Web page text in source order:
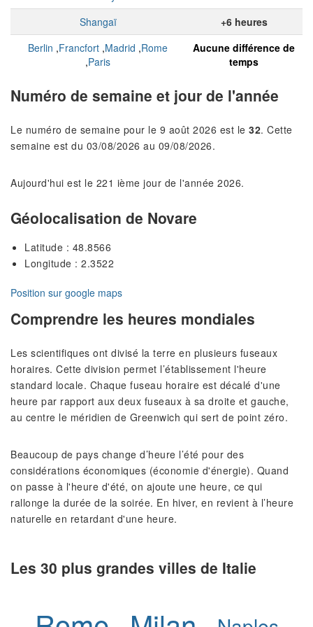
Shangaï
+6 heures
Berlin ,Francfort ,Madrid ,Rome
,Paris
Aucune différence de
temps
Numéro de semaine et jour de l'année
Le numéro de semaine pour le 9 août 2026 est le 32. Cette
semaine est du 03/08/2026 au 09/08/2026.
Aujourd'hui est le 221 ième jour de l'année 2026.
Géolocalisation de Novare
Latitude : 48.8566
Longitude : 2.3522
Position sur google maps
Comprendre les heures mondiales
Les scientifiques ont divisé la terre en plusieurs fuseaux
horaires. Cette division permet l’établissement l'heure
standard locale. Chaque fuseau horaire est décalé d'une
heure par rapport aux deux fuseaux à sa droite et gauche,
au centre le méridien de Greenwich qui sert de point zéro.
Beaucoup de pays change d’heure l’été pour des
considérations économiques (économie d'énergie). Quand
on passe à l'heure d'été, on ajoute une heure, ce qui
rallonge la durée de la soirée. En hiver, en revient à l’heure
naturelle en retardant d'une heure.
Les 30 plus grandes villes de Italie